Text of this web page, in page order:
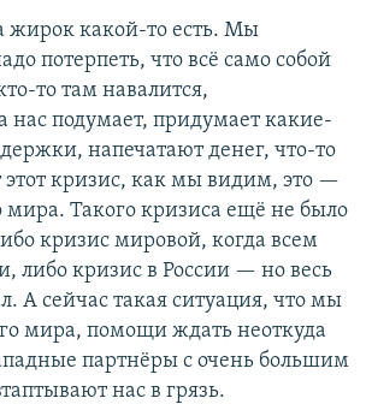
какой-то есть. Мы
потерпеть, что всё само собой
то там навалится,
нас подумает, придумает какие-
напечатают денег, что-то
этот кризис, как мы видим, это —
мира. Такого кризиса ещё не было
кризис мировой, когда всем
либо кризис в России — но весь
А сейчас такая ситуация, что мы
мира, помощи ждать неоткуда
партнёры с очень большим
нас в грязь.